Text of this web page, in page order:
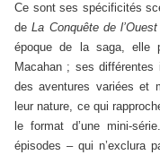
Ce sont ses spécificités
deLa Conquête de l’Ouest
époque de la saga, elle
Macahan ; ses différentes
des aventures variées et
leur nature, ce qui
le format d’une mini-
épisodes – qui n’exclura